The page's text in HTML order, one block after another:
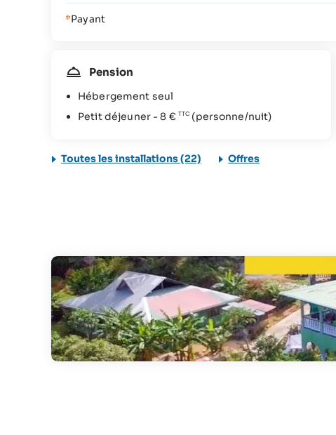
*Payant
Pension
Hébergement seul
Petit déjeuner -8 € (personne/nuit)
Toutes les installations (22) Offres